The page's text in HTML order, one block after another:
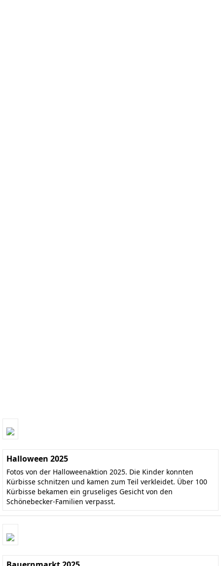
Halloween 2025
Fotos von der Halloweenaktion 2025. Die Kinder konnten
Kürbisse schnitzen und kamen zum Teil verkleidet. Über 100
Kürbisse bekamen ein gruseliges Gesicht von den
Schönebecker-Familien verpasst.